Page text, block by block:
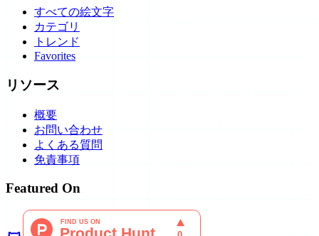
すべての絵文字
カテゴリ
トレンド
Favorites
リソース
概要
お問い合わせ
よくある質問
免責事項
Featured On